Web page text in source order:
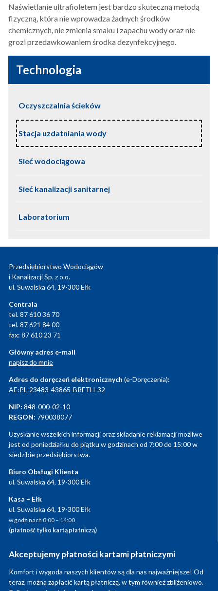
Naświetlanie ultrafioletem jest bardzo skuteczną metodą
fizyczną, która nie wprowadza żadnych środków
chemicznych, nie zmienia smaku i zapachu wody oraz nie
grozi przedawkowaniem środka dezynfekcyjnego.
Przydatne
linki
lewa
kolumna
serisu
Technologia
Oczyszczalnia ścieków
Stacja uzdatniania wody
Sieć wodociągowa
Sieć kanalizacji sanitarnej
Laboratorium
Przedsiębiorstwo Wodociągów
i Kanalizacji Sp. z o.o.
ul. Suwalska 64, 19-300 Ełk
Centrala
tel. 87 610 36 70
tel. 87 621 84 00
fax: 87 610 23 71
Główny adres e-mail
napisz do mnie
Adres do doręczeń elektronicznych (e-Doręczenia):
AE:PL-23483-43865-BRFTH-32
NIP: 848-000-02-10
REGON: 790038077
Uzyskanie wszelkich informacji oraz składanie reklamacji możliwe
jest od poniedziałku do piątku w godzinach od 7:00 do 15:00 w
siedzibie przedsiębiorstwa.
Biuro Obsługi Klienta
ul. Suwalska 64, 19-300 Ełk
Kasa – Ełk
ul. Suwalska 64, 19-300 Ełk
w godzinach 8:00 – 14:00
(płatność tylko kartą płatniczą)
Akceptujemy płatności kartami płatniczymi
Komfort i wygoda naszych klientów są dla nas najważniejsze! Od
teraz, można zapłacić kartą płatniczą, w tym również zbliżeniowo.